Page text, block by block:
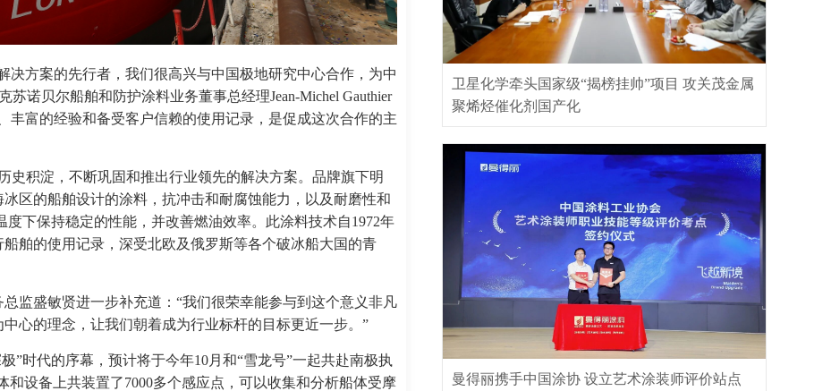
决方案的先行者，我们很高兴与中国极地研究中心合作，为中
苏诺贝尔船舶和防护涂料业务董事总经理Jean-Michel Gauthier
丰富的经验和备受客户信赖的使用记录，是促成这次合作的主
史积淀，不断巩固和推出行业领先的解决方案。品牌旗下明
区的船舶设计的涂料，抗冲击和耐腐蚀能力，以及耐磨性和
下保持稳定的性能，并改善燃油效率。此涂料技术自1972年
舶的使用记录，深受北欧及俄罗斯等各个破冰船大国的青
监盛敏贤进一步补充道：“我们很荣幸能参与到这个意义非凡
心的理念，让我们朝着成为行业标杆的目标更近一步。”
”时代的序幕，预计将于今年10月和“雪龙号”一起共赴南极执
和设备上共装置了7000多个感应点，可以收集和分析船体受摩
卫星化学牵头国家级“揭榜挂帅”项目 攻关茂金属
聚烯烃催化剂国产化
曼得丽携手中国涂协 设立艺术涂装师评价站点